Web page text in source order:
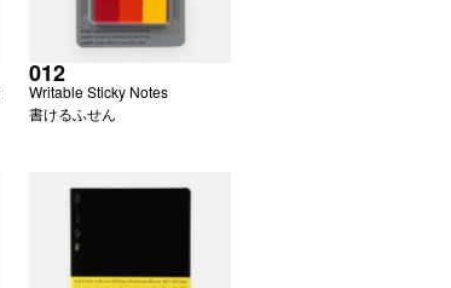
012
Writable Sticky Notes
書けるふせん